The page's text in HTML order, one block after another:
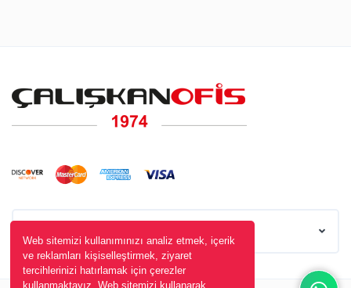
Web sitemizi kullanımınızı analiz etmek, içerik
ve reklamları kişiselleştirmek, ziyaret
tercihlerinizi hatırlamak için çerezler
kullanmaktayız. Web sitemizi kullanarak